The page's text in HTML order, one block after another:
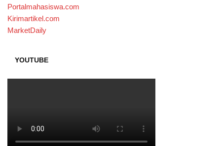
Portalmahasiswa.com
Kirimartikel.com
MarketDaily
YOUTUBE